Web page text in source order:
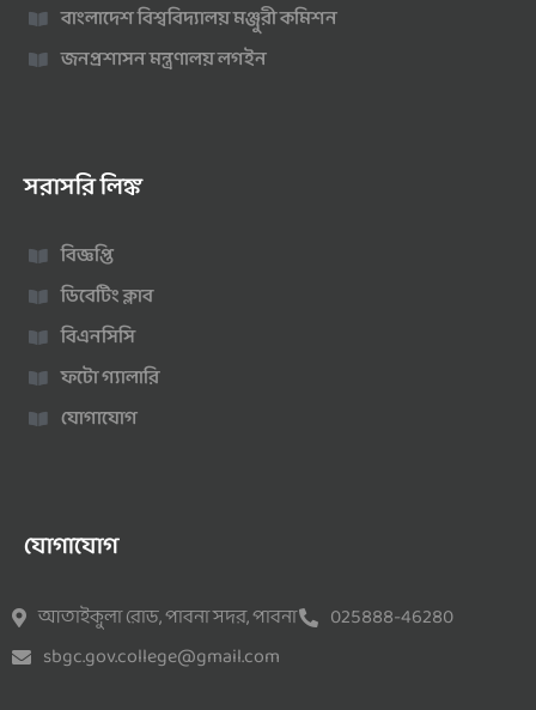
বাংলাদেশ বিশ্ববিদ্যালয় মঞ্জুরী কমিশন
জনপ্রশাসন মন্ত্রণালয় লগইন
সরাসরি লিঙ্ক
বিজ্ঞপ্তি
ডিবেটিং ক্লাব
বিএনসিসি
ফটো গ্যালারি
যোগাযোগ
যোগাযোগ
আতাইকুলা রোড, পাবনা সদর, পাবনা
025888-46280
sbgc.gov.college@gmail.com